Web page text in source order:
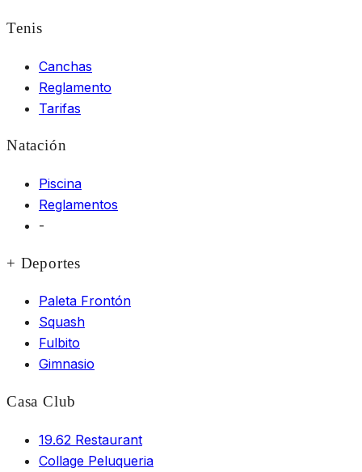
Tenis
Canchas
Reglamento
Tarifas
Natación
Piscina
Reglamentos
-
+ Deportes
Paleta Frontón
Squash
Fulbito
Gimnasio
Casa Club
19.62 Restaurant
Collage Peluqueria